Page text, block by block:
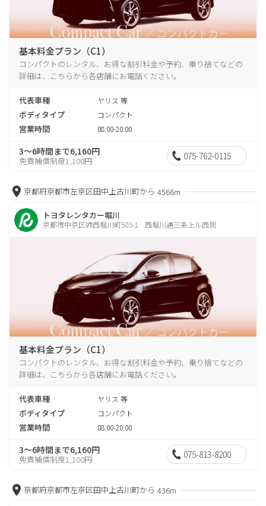
基本料金プラン（C1）
コンパクトのレンタル、お得な割引料金や予約、乗り捨てなどの
詳細は、こちらから各店舗にお電話ください。
代表車種 ヤリス 等
ボディタイプ コンパクト
営業時間 08:00-20:00
3～6時間まで6,160円
免責補償制度1,100円 075-762-0115
京都府京都市左京区田中上古川町から 4566m
トヨタレンタカー堀川
京都市中京区姉西堀川町503-1 西堀川通三条上ル西側
基本料金プラン（C1）
コンパクトのレンタル、お得な割引料金や予約、乗り捨てなどの
詳細は、こちらから各店舗にお電話ください。
代表車種 ヤリス 等
ボディタイプ コンパクト
営業時間 08:00-20:00
3～6時間まで6,160円
免責補償制度1,100円 075-813-8200
京都府京都市左京区田中上古川町から 436m